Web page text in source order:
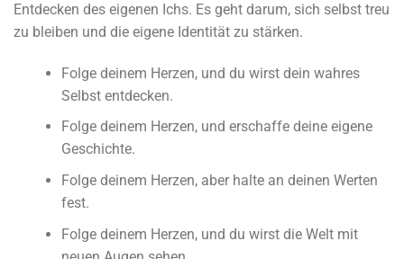
Entdecken des eigenen Ichs. Es geht darum, sich selbst treu
zu bleiben und die eigene Identität zu stärken.
Folge deinem Herzen, und du wirst dein wahres
Selbst entdecken.
Folge deinem Herzen, und erschaffe deine eigene
Geschichte.
Folge deinem Herzen, aber halte an deinen Werten
fest.
Folge deinem Herzen, und du wirst die Welt mit